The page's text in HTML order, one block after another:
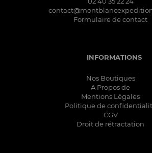
Formulaire de contact
INFORMATIONS
Nos Boutiques
A Propos de
Mentions Légales
Politique de
CGV
Droit de rétractation